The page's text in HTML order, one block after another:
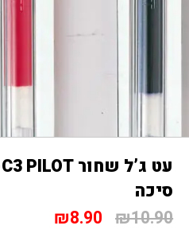
סיכה
₪10.90
המחיר
₪8.90
המחיר